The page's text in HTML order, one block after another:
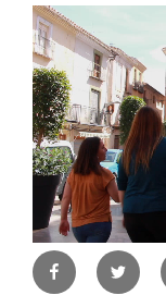
FacebookTwitter